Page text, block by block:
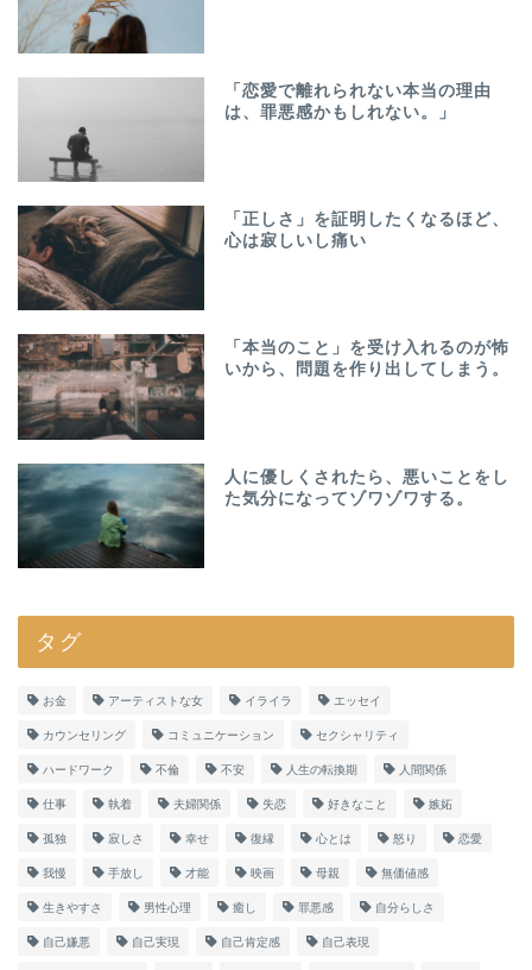
「恋愛で離れられない本当の理由
は、罪悪感かもしれない。」
「正しさ」を証明したくなるほど、
心は寂しいし痛い
「本当のこと」を受け入れるのが怖
いから、問題を作り出してしまう。
人に優しくされたら、悪いことをし
た気分になってゾワゾワする。
タグ
お金 アーティストな女 イライラ エッセイ
カウンセリング コミュニケーション セクシャリティ
ハードワーク 不倫 不安 人生の転換期 人間関係
仕事 執着 夫婦関係 失恋 好きなこと 嫉妬
孤独 寂しさ 幸せ 復縁 心とは 怒り 恋愛
我慢 手放し 才能 映画 母親 無価値感
生きやすさ 男性心理 癒し 罪悪感 自分らしさ
自己嫌悪 自己実現 自己肯定感 自己表現